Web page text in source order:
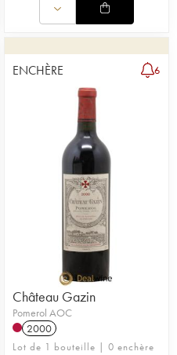
ENCHÈRE 6
Château Gazin
Pomerol AOC
2000
Lot de 1 bouteille | 0 enchère